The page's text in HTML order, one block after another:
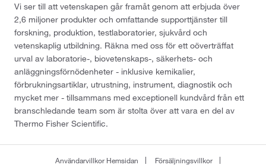
Vi ser till att vetenskapen går framåt genom att erbjuda över
2,6 miljoner produkter och omfattande supporttjänster till
forskning, produktion, testlaboratorier, sjukvård och
vetenskaplig utbildning. Räkna med oss för ett oöverträffat
urval av laboratorie-, biovetenskaps-, säkerhets- och
anläggningsförnödenheter - inklusive kemikalier,
förbrukningsartiklar, utrustning, instrument, diagnostik och
mycket mer - tillsammans med exceptionell kundvård från ett
branschledande team som är stolta över att vara en del av
Thermo Fisher Scientific.
Användarvillkor Hemsidan
Försäljningsvillkor